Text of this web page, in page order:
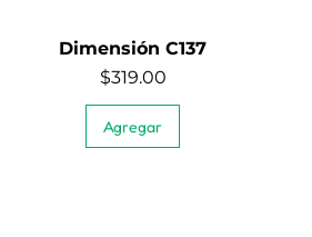
Vista rápida
Dimensión C137
Precio
$319.00
Agregar